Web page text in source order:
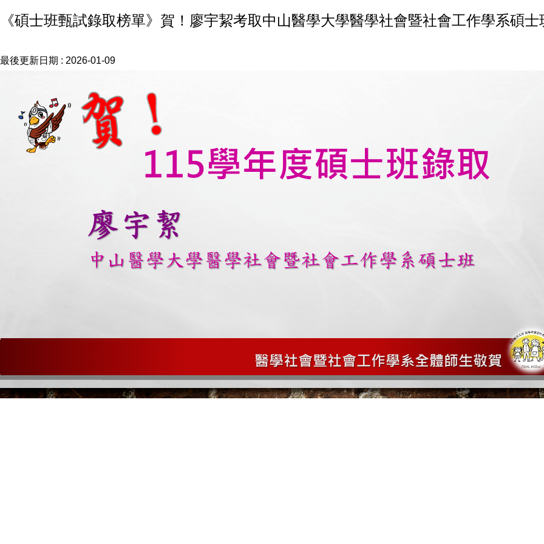
《碩士班甄試錄取榜單》賀！廖宇絜考取中山醫學大學醫學社會暨社會工作學系碩士
最後更新日期 : 2026-01-09